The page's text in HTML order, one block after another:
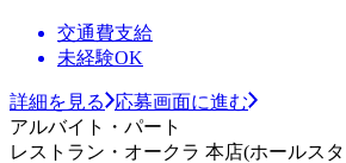
交通費支給
未経験OK
詳細を見る
応募画面に進む
アルバイト・パート
レストラン・オークラ 本店(ホールス